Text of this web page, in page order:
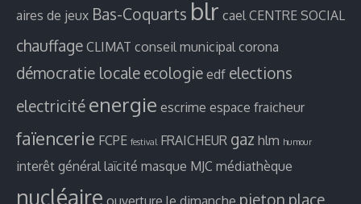
aires de jeux Bas-Coquarts blr cael CENTRE SOCIAL
chauffage CLIMAT conseil municipal corona
démocratie locale ecologie edf elections
electricité energie escrime espace fraicheur
faïencerie FCPE festival FRAICHEUR gaz hlm humour
interêt général laïcité masque MJC médiathèque
nucléaire ouverture le dimanche pieton place